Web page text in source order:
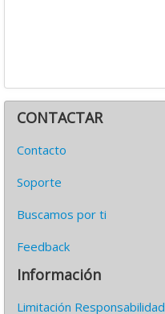
CONTACTAR
Contacto
Soporte
Buscamos por ti
Feedback
Información
Limitación Responsabilidad